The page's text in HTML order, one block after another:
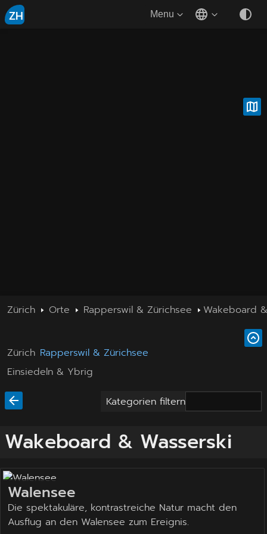
ZH Menu
Zürich Orte Rapperswil & Zürichsee Wakeboard
Zürich Rapperswil & Zürichsee
Einsiedeln & Ybrig
Kategorien filtern
Wakeboard & Wasserski
Walensee
Die spektakuläre, kontrastreiche Natur macht den
Ausflug an den Walensee zum Ereignis.